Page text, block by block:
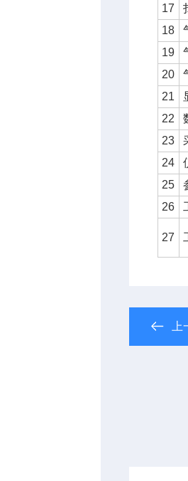
17
18
19
20
21
22
23
24
25
26
27